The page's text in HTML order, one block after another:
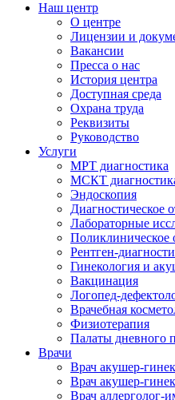
Наш центр
О центре
Лицензии и
Вакансии
Пресса о нас
История центра
Доступная среда
Охрана труда
Реквизиты
Руководство
Услуги
МРТ диагностика
МСКТ
Эндоскопия
Диагностическое
Лабораторные
Поликлиническое
Рентген-
Гинекология и
Вакцинация
Логопед-
Врачебная
Физиотерапия
Палаты дневного
Врачи
Врач акушер-
Врач акушер-
Врач аллерголог-